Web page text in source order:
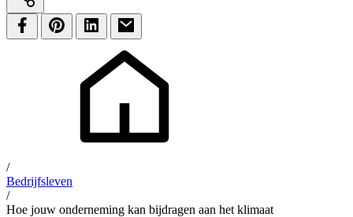
/
Bedrijfsleven
/
Hoe jouw onderneming kan bijdragen aan het klimaat